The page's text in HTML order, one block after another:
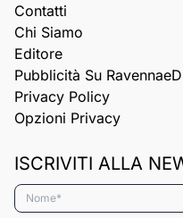
Contatti
Chi Siamo
Editore
Pubblicità Su
Privacy Policy
Opzioni Privacy
ISCRIVITI ALLA
Nome*